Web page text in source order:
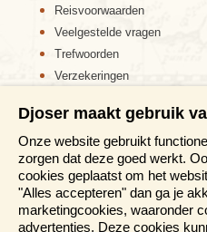
Reisvoorwaarden
Veelgestelde vragen
Trefwoorden
Verzekeringen
Disclaimer
Cookiebeleid
Privacy verklaring
Reis en boek met Djoser
Djoser maakt gebruik
Onze website gebruikt
zorgen dat deze goed werkt.
cookies geplaatst om het
"Alles accepteren" dan ga je
marketingcookies, waaronder
advertenties. Deze cookies